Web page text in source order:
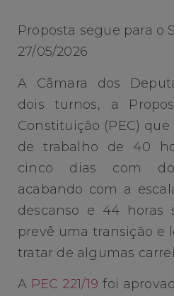
Proposta segue para o
27/05/2026
A Câmara dos
dois turnos, a
Constituição (PEC)
de trabalho de 40
cinco dias com
acabando com a
descanso e 44 horas
prevê uma transição e
tratar de algumas
A PEC 221/19 foi